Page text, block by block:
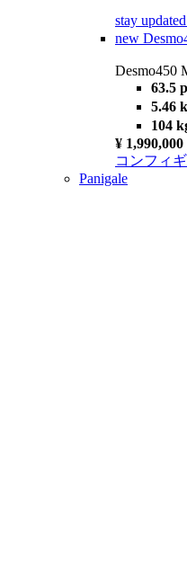
stay updated
new
Desmo450
63.5
5.46
104
¥ 1,990,000
コンフィ
Panigale